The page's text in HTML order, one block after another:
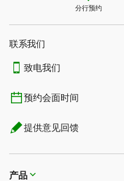
分行预约
联系我们​​​​​​​
致电我们
预约会面时间
提供意见回馈
产品